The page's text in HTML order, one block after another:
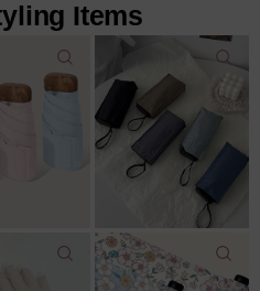
Items
18,600원